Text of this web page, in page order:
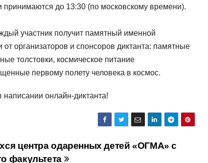
до 13:30 (по московскому времени).
участник получит памятный именной
организаторов и спонсоров диктанта: памятные
толстовки, космическое питание
первому полету человека в космос.
онлайн-диктанта!
центра одаренных детей «ОГМА» с
факультета